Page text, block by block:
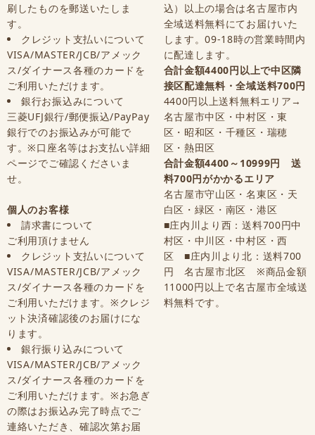
刷したものを郵送いたしま
す。
クレジット支払いについて
VISA/MASTER/JCB/アメック
ス/ダイナース各種のカードを
ご利用いただけます。
銀行お振込みについて
三菱UFJ銀行/郵便振込/PayPay
銀行でのお振込みが可能で
す。※口座名等はお支払い詳細
ページでご確認くださいま
せ。
個人のお客様
請求書について
ご利用頂けません
クレジット支払いについて
VISA/MASTER/JCB/アメック
ス/ダイナース各種のカードを
ご利用いただけます。※クレジ
ット決済確認後のお届けにな
ります。
銀行振り込みについて
VISA/MASTER/JCB/アメック
ス/ダイナース各種のカードを
ご利用いただけます。※お急ぎ
の際はお振込み完了時点でご
連絡いただき、確認次第お届
込）以上の場合は名古屋市内
全域送料無料にてお届けいた
します。09-18時の営業時間内
に配達します。
合計金額4400円以上で中区隣
接区配達無料・全域送料700円
4400円以上送料無料エリア→
名古屋市中区・中村区・東
区・昭和区・千種区・瑞穂
区・熱田区
合計金額4400～10999円 送
料700円がかかるエリア
名古屋市守山区・名東区・天
白区・緑区・南区・港区
■庄内川より西：送料700円中
村区・中川区・中村区・西
区 ■庄内川より北：送料700
円 名古屋市北区 ※商品金額
11000円以上で名古屋市全域送
料無料です。